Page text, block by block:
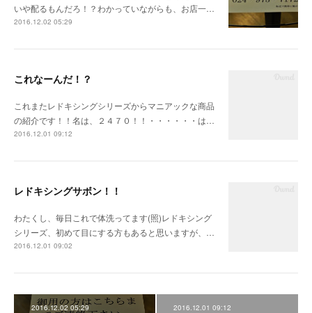
いや配るもんだろ！？わかっていながらも、お店一…
2016.12.02 05:29
これなーんだ！？
これまたレドキシングシリーズからマニアックな商品
の紹介です！！名は、２４７０！！・・・・・・は…
2016.12.01 09:12
レドキシングサボン！！
わたくし、毎日これで体洗ってます(照)レドキシング
シリーズ、初めて目にする方もあると思いますが、…
2016.12.01 09:02
2016.12.02 05:29 2016.12.01 09:12